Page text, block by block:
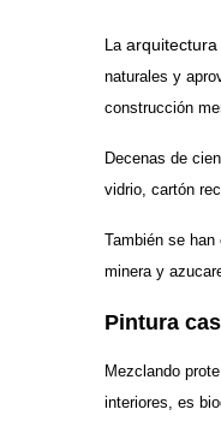
La
naturales y
construcción
Decenas de
vidrio, cartón
También se
minera y
Pintura
Mezclando
interiores, es